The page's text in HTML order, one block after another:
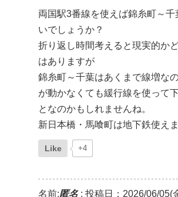
両国駅3番線を使えば錦糸町～
いでしょうか？
折り返し時間考えると現実的か
はありますが
錦糸町～千葉はあくまで線増な
が動かなくても緩行線を使って
となのかもしれませんね。
新日本橋・馬喰町は地下鉄使え
Like +4
名前:匿名: 投稿日：2026/06/05(